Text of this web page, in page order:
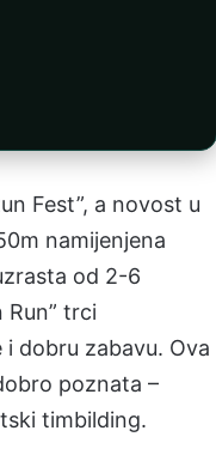
Fest”, a novost u
namijenjena
od 2-6
Run” trci
dobru zabavu. Ova
poznata –
timbilding.